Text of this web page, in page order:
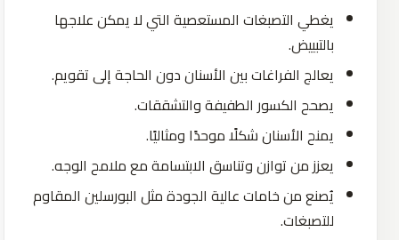
يغطي التصبغات المستعصية التي لا يمكن علاجها
بالتبييض.
يعالج الفراغات بين الأسنان دون الحاجة إلى تقويم.
يصحح الكسور الطفيفة والتشققات.
يمنح الأسنان شكلًا موحدًا ومثاليًا.
يعزز من توازن وتناسق الابتسامة مع ملامح الوجه.
يُصنع من خامات عالية الجودة مثل البورسلين المقاوم
للتصبغات.